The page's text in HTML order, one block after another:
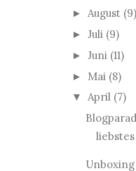
► August (9)
► Juli (9)
► Juni (11)
► Mai (8)
▼ April (7)